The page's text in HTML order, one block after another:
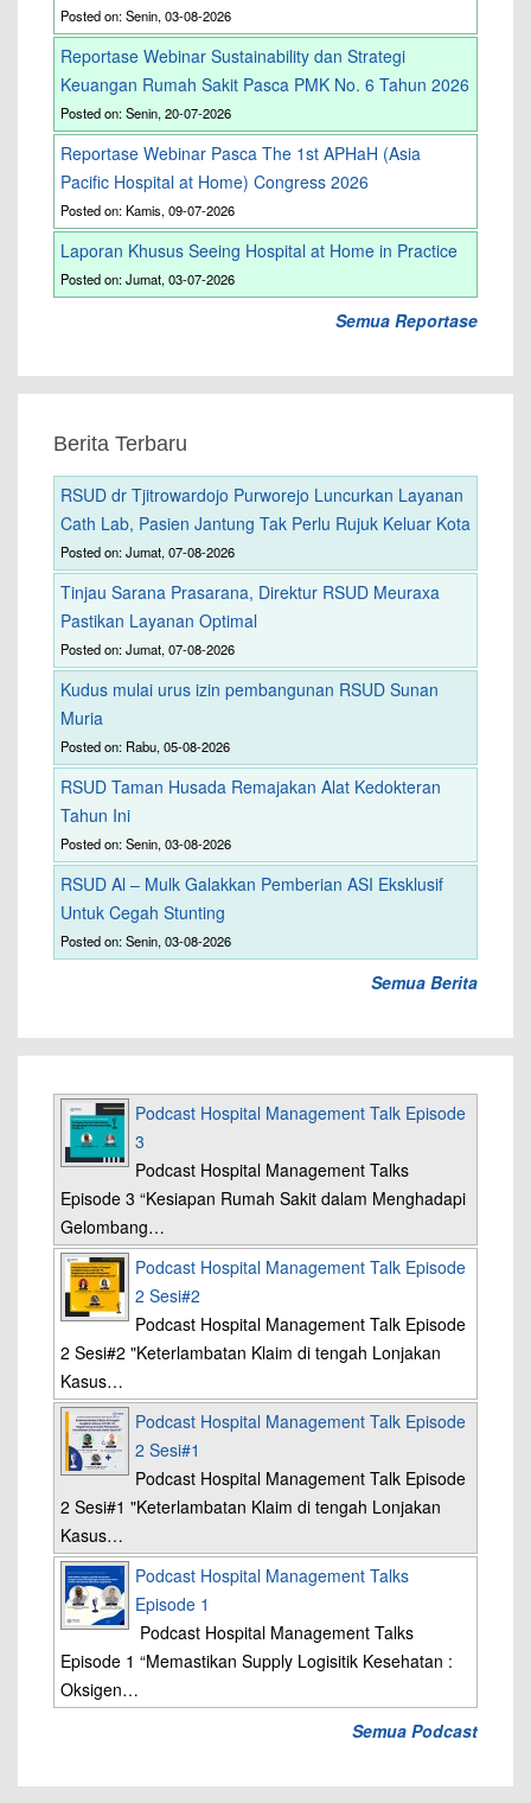
Posted on: Senin, 03-08-2026
Reportase Webinar Sustainability dan Strategi
Keuangan Rumah Sakit Pasca PMK No. 6 Tahun 2026
Posted on: Senin, 20-07-2026
Reportase Webinar Pasca The 1st APHaH (Asia
Pacific Hospital at Home) Congress 2026
Posted on: Kamis, 09-07-2026
Laporan Khusus Seeing Hospital at Home in Practice
Posted on: Jumat, 03-07-2026
Semua Reportase
Berita Terbaru
RSUD dr Tjitrowardojo Purworejo Luncurkan Layanan
Cath Lab, Pasien Jantung Tak Perlu Rujuk Keluar Kota
Posted on: Jumat, 07-08-2026
Tinjau Sarana Prasarana, Direktur RSUD Meuraxa
Pastikan Layanan Optimal
Posted on: Jumat, 07-08-2026
Kudus mulai urus izin pembangunan RSUD Sunan
Muria
Posted on: Rabu, 05-08-2026
RSUD Taman Husada Remajakan Alat Kedokteran
Tahun Ini
Posted on: Senin, 03-08-2026
RSUD Al – Mulk Galakkan Pemberian ASI Eksklusif
Untuk Cegah Stunting
Posted on: Senin, 03-08-2026
Semua Berita
Podcast Hospital Management Talk Episode
3
Podcast Hospital Management Talks
Episode 3 “Kesiapan Rumah Sakit dalam Menghadapi
Gelombang…
Podcast Hospital Management Talk Episode
2 Sesi#2
Podcast Hospital Management Talk Episode
2 Sesi#2 "Keterlambatan Klaim di tengah Lonjakan
Kasus…
Podcast Hospital Management Talk Episode
2 Sesi#1
Podcast Hospital Management Talk Episode
2 Sesi#1 "Keterlambatan Klaim di tengah Lonjakan
Kasus…
Podcast Hospital Management Talks
Episode 1
Podcast Hospital Management Talks
Episode 1 “Memastikan Supply Logisitik Kesehatan :
Oksigen…
Semua Podcast